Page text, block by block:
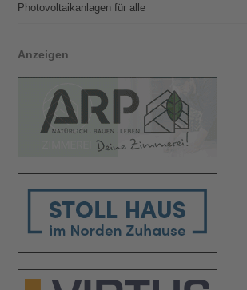
Photovoltaik­­anlagen für alle
Anzeigen